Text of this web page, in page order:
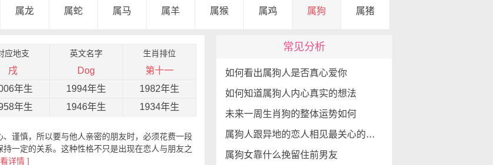
属龙 属蛇 属马 属羊 属猴 属鸡 属狗 属猪
应地支
戌
年生
年生
英文名字
Dog
1994年生
1946年生
生肖排位
第十一
1982年生
1934年生
谨慎，所以要与他人亲密的朋友时，必须花费一段
一定的关系。这种性格不只是出现在恋人与朋友之
详情 ]
常见分析
如何看出属狗人是否真心爱你
如何知道属狗人内心真实的想法
未来一周生肖狗的整体运势如何
属狗人跟异地的恋人相见最关心的是什么
属狗女靠什么挽留住前男友